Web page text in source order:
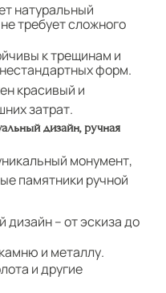
натуральный
требует сложного
к трещинам и
форм.
красивый и
затрат.
дизайн, ручная
монумент,
памятники ручной
– от эскиза до
и металлу.
и другие